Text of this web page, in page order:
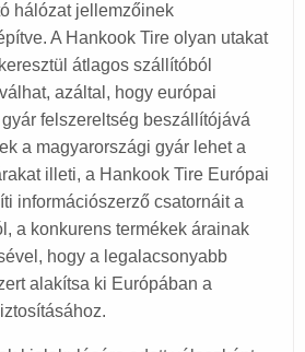
hálózat jellemzőinek
A Hankook Tire olyan utakat
átlagos szállítóból
azáltal, hogy európai
felszereltség beszállítójává
a magyarországi gyár lehet a
illeti, a Hankook Tire Európai
információszerző csatornáit a
a konkurens termékek árainak
hogy a legalacsonyabb
alakítsa ki Európában a